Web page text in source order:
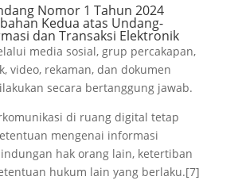
Nomor 1 Tahun 2024
Kedua atas Undang-
dan Transaksi Elektronik
media sosial, grup percakapan,
video, rekaman, dan dokumen
secara bertanggung jawab.
di ruang digital tetap
mengenai informasi
hak orang lain, ketertiban
hukum lain yang berlaku.[7]